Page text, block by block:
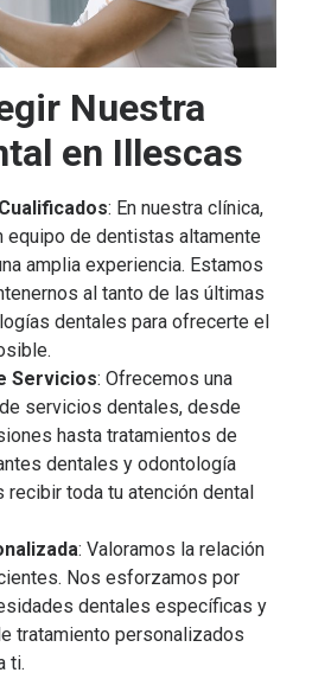
Nuestra
en Illescas
: En nuestra clínica,
equipo de dentistas altamente
amplia experiencia. Estamos
al tanto de las últimas
dentales para ofrecerte el
Servicios: Ofrecemos una
servicios dentales, desde
hasta tratamientos de
dentales y odontología
recibir toda tu atención dental
: Valoramos la relación
Nos esforzamos por
dentales específicas y
tratamiento personalizados
ti.